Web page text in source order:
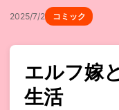
2025/7/2 コミック
エルフ嫁
生活